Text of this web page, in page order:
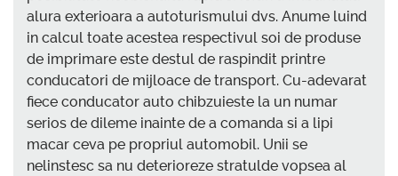
alura exterioara a autoturismului dvs. Anume luind
in calcul toate acestea respectivul soi de produse
de imprimare este destul de raspindit printre
conducatori de mijloace de transport. Cu-adevarat
fiece conducator auto chibzuieste la un numar
serios de dileme inainte de a comanda si a lipi
macar ceva pe propriul automobil. Unii se
nelinstesc sa nu deterioreze stratulde vopsea al